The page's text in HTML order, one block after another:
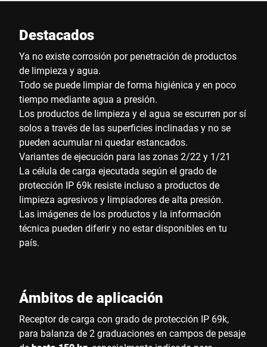
Destacados
Ya no existe corrosión por penetración de productos
de limpieza y agua.
Todo se puede limpiar de forma higiénica y en poco
tiempo mediante agua a presión.
Los productos de limpieza y el agua se escurren por sí
solos a través de las superficies inclinadas y no se
pueden acumular ni quedar estancados.
Variantes de ejecución para las zonas 2/22 y 1/21
La célula de carga ejecutada según el grado de
protección IP 69k resiste incluso a productos de
limpieza agresivos y limpiadores de alta presión.
Las imágenes de los productos y la información
técnica pueden diferir y no estar disponibles en tu
país.
Ámbitos de aplicación
Receptor de carga con grado de protección IP 69k,
para balanza de 2 graduaciones en campos de pesaje